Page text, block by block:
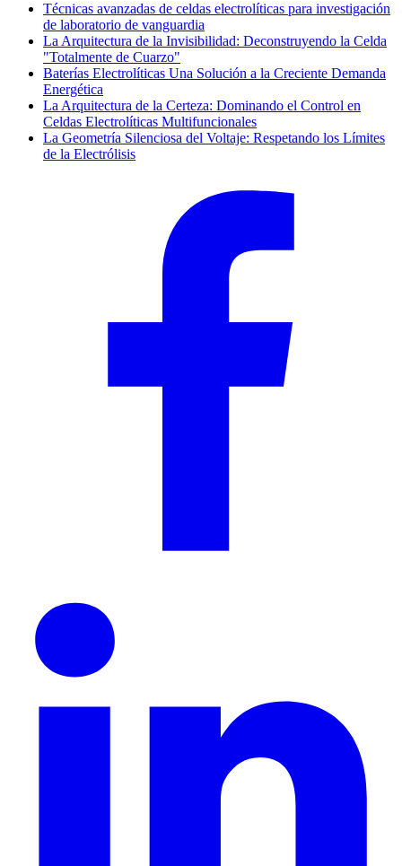
Técnicas avanzadas de celdas electrolíticas para investigación
de laboratorio de vanguardia
La Arquitectura de la Invisibilidad: Deconstruyendo la Celda
"Totalmente de Cuarzo"
Baterías Electrolíticas Una Solución a la Creciente Demanda
Energética
La Arquitectura de la Certeza: Dominando el Control en
Celdas Electrolíticas Multifuncionales
La Geometría Silenciosa del Voltaje: Respetando los Límites
de la Electrólisis